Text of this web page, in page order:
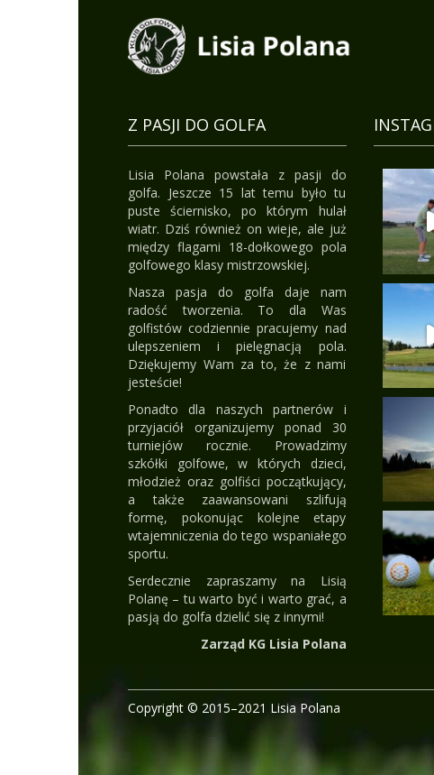
Z PASJI DO GOLFA
Lisia Polana powstała z pasji do
golfa. Jeszcze 15 lat temu było tu
puste ściernisko, po którym hulał
wiatr. Dziś również on wieje, ale już
między flagami 18-dołkowego pola
golfowego klasy mistrzowskiej.
Nasza pasja do golfa daje nam
radość tworzenia. To dla Was
golfistów codziennie pracujemy nad
ulepszeniem i pielęgnacją pola.
Dziękujemy Wam za to, że z nami
jesteście!
Ponadto dla naszych partnerów i
przyjaciół organizujemy ponad 30
turniejów rocznie. Prowadzimy
szkółki golfowe, w których dzieci,
młodzież oraz golfiści początkujący,
a także zaawansowani szlifują
formę, pokonując kolejne etapy
wtajemniczenia do tego wspaniałego
sportu.
Serdecznie zapraszamy na Lisią
Polanę – tu warto być i warto grać, a
pasją do golfa dzielić się z innymi!
Zarząd KG Lisia Polana
Copyright © 2015–2021 Lisia Polana